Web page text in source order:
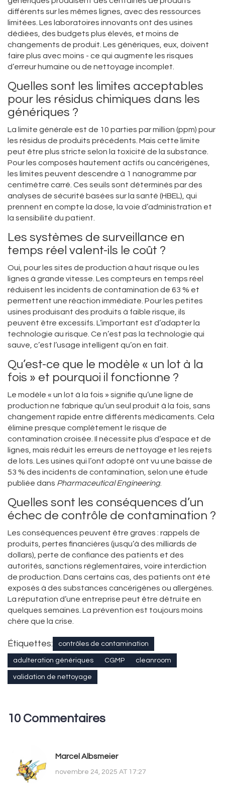
différents sur les mêmes lignes, avec des ressources
limitées. Les laboratoires innovants ont des usines
dédiées, des budgets plus élevés, et moins de
changements de produit. Les génériques, eux, doivent
faire plus avec moins - ce qui augmente les risques
d’erreur humaine ou de nettoyage incomplet.
Quelles sont les limites acceptables
pour les résidus chimiques dans les
génériques ?
La limite générale est de 10 parties par million (ppm) pour
les résidus de produits précédents. Mais cette limite
peut être plus stricte selon la toxicité de la substance.
Pour les composés hautement actifs ou cancérigènes,
les limites peuvent descendre à 1 nanogramme par
centimètre carré. Ces seuils sont déterminés par des
analyses de sécurité basées sur la santé (HBEL), qui
prennent en compte la dose, la voie d’administration et
la sensibilité du patient.
Les systèmes de surveillance en
temps réel valent-ils le coût ?
Oui, pour les sites de production à haut risque ou les
lignes à grande vitesse. Les compteurs en temps réel
réduisent les incidents de contamination de 63 % et
permettent une réaction immédiate. Pour les petites
usines produisant des produits à faible risque, ils
peuvent être excessifs. L’important est d’adapter la
technologie au risque. Ce n’est pas la technologie qui
sauve, c’est l’usage intelligent qu’on en fait.
Qu’est-ce que le modèle « un lot à la
fois » et pourquoi il fonctionne ?
Le modèle « un lot à la fois » signifie qu’une ligne de
production ne fabrique qu’un seul produit à la fois, sans
changement rapide entre différents médicaments. Cela
élimine presque complètement le risque de
contamination croisée. Il nécessite plus d’espace et de
lignes, mais réduit les erreurs de nettoyage et les rejets
de lots. Les usines qui l’ont adopté ont vu une baisse de
53 % des incidents de contamination, selon une étude
publiée dans Pharmaceutical Engineering.
Quelles sont les conséquences d’un
échec de contrôle de contamination ?
Les conséquences peuvent être graves : rappels de
produits, pertes financières (jusqu’à des milliards de
dollars), perte de confiance des patients et des
autorités, sanctions réglementaires, voire interdiction
de production. Dans certains cas, des patients ont été
exposés à des substances cancérigènes ou allergènes.
La réputation d’une entreprise peut être détruite en
quelques semaines. La prévention est toujours moins
chère que la crise.
Étiquettes: contrôles de contamination
adulteration génériques CGMP cleanroom
validation de nettoyage
10 Commentaires
Marcel Albsmeier
novembre 24, 2025 AT 17:27